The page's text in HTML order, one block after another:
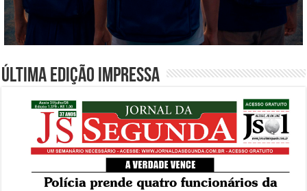
Última edição impressa